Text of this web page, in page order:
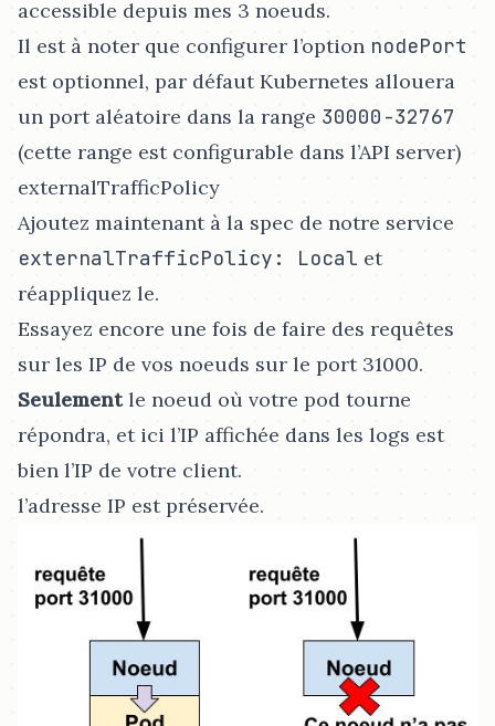
accessible depuis mes 3 noeuds.
Il est à noter que configurer l’option nodePort
est optionnel, par défaut Kubernetes allouera
un port aléatoire dans la range 30000-32767
(cette range est configurable dans l’API server)
externalTrafficPolicy
Ajoutez maintenant à la spec de notre service
externalTrafficPolicy: Local et
réappliquez le.
Essayez encore une fois de faire des requêtes
sur les IP de vos noeuds sur le port 31000.
Seulementle noeud où votre pod tourne
répondra, et ici l’IP affichée dans les logs est
bien l’IP de votre client.
l’adresse IP est préservée.